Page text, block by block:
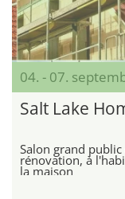
04. - 07.
Salt Lake
Salon grand
rénovation, à
la maison